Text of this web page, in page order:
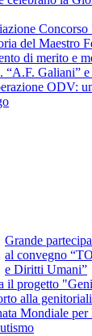
del Maestro
di merito e
“A.F. Galiani”
ODV:
Grande
al convegno
e Diritti Umani”
il progetto
alla
Mondiale per